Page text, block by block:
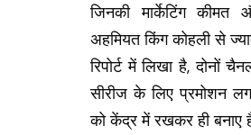
जिनकी मार्केटिंग कीमत
अहमियत किंग कोहली से
रिपोर्ट में लिखा है, दोनों
सीरीज के लिए प्रमोशन
को केंद्र में रखकर ही बनाए